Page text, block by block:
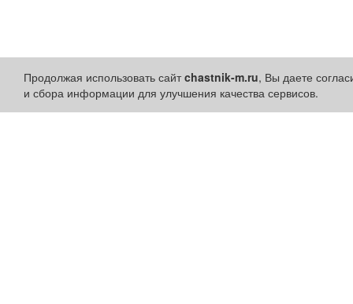
Продолжая использовать сайтchastnik-m.ru, Вы даете
и сбора информации для улучшения качества сервисов.